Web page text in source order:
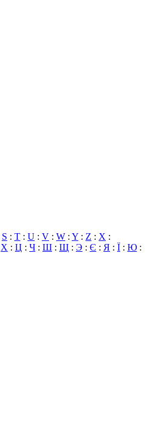
S : T : U : V : W : Y : Z : X :
Х : Ц : Ч : Ш : Щ : Э : Є : Я : Ї : Ю :